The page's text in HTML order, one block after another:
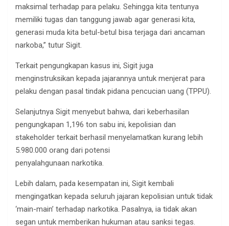
maksimal terhadap para pelaku. Sehingga kita tentunya
memiliki tugas dan tanggung jawab agar generasi kita,
generasi muda kita betul-betul bisa terjaga dari ancaman
narkoba,” tutur Sigit.
Terkait pengungkapan kasus ini, Sigit juga
menginstruksikan kepada jajarannya untuk menjerat para
pelaku dengan pasal tindak pidana pencucian uang (TPPU).
Selanjutnya Sigit menyebut bahwa, dari keberhasilan
pengungkapan 1,196 ton sabu ini, kepolisian dan
stakeholder terkait berhasil menyelamatkan kurang lebih
5.980.000 orang dari potensi
penyalahgunaan narkotika.
Lebih dalam, pada kesempatan ini, Sigit kembali
mengingatkan kepada seluruh jajaran kepolisian untuk tidak
‘main-main’ terhadap narkotika. Pasalnya, ia tidak akan
segan untuk memberikan hukuman atau sanksi tegas.